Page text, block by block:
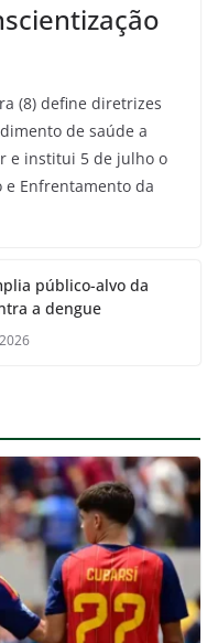
(8) define diretrizes
de saúde a
e institui 5 de julho o
e Enfrentamento da
público-alvo da
a dengue